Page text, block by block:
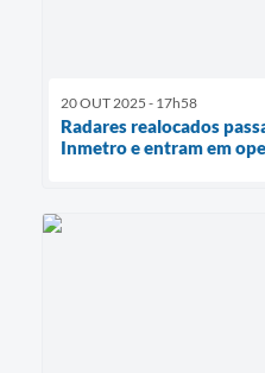
20 OUT 2025 - 17h58
Radares realocados
Inmetro e entram em